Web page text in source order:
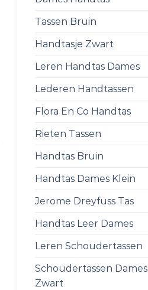
Tassen Bruin
Handtasje Zwart
Leren Handtas Dames
Lederen Handtassen
Flora En Co Handtas
Rieten Tassen
Handtas Bruin
Handtas Dames Klein
Jerome Dreyfuss Tas
Handtas Leer Dames
Leren Schoudertassen
Schoudertassen Dames
Zwart